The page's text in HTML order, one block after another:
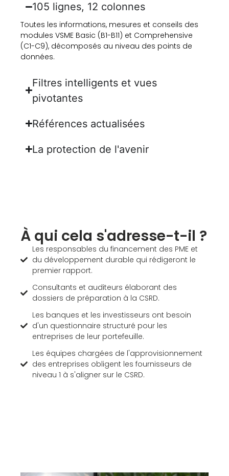
105 lignes, 12 colonnes
Toutes les informations, mesures et conseils des
modules VSME Basic (B1-B11) et Comprehensive
(C1-C9), décomposés au niveau des points de
données.
Filtres intelligents et vues
pivotantes
Références actualisées
La protection de l'avenir
Les responsables du financement des PME et
du développement durable qui rédigeront le
premier rapport.
Consultants et auditeurs élaborant des
dossiers de préparation à la CSRD.
Les banques et les investisseurs ont besoin
d'un questionnaire structuré pour les
entreprises de leur portefeuille.
Les équipes chargées de l'approvisionnement
des entreprises obligent les fournisseurs de
niveau 1 à s'aligner sur le CSRD.
À qui cela s'adresse-t-il ?